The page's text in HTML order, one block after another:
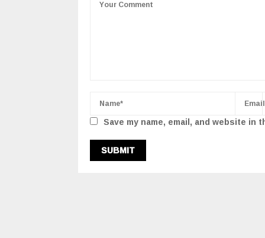
Save my name, email, and website